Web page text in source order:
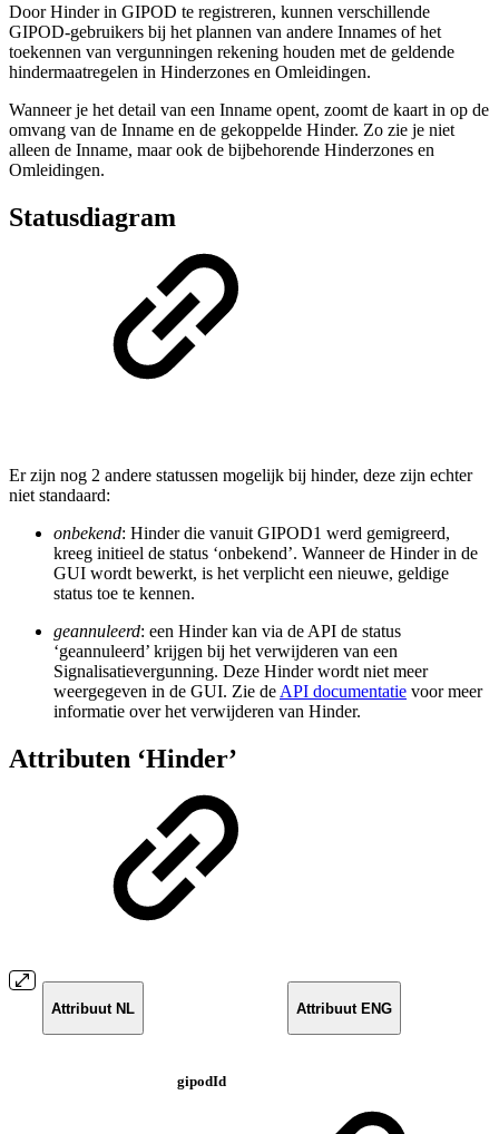
Door Hinder in GIPOD te registreren, kunnen verschillende
GIPOD-gebruikers bij het plannen van andere Innames of het
toekennen van vergunningen rekening houden met de geldende
hindermaatregelen in Hinderzones en Omleidingen.
Wanneer je het detail van een Inname opent, zoomt de kaart in op de
omvang van de Inname en de gekoppelde Hinder. Zo zie je niet
alleen de Inname, maar ook de bijbehorende Hinderzones en
Omleidingen.
Statusdiagram
Er zijn nog 2 andere statussen mogelijk bij hinder, deze zijn echter
niet standaard:
onbekend: Hinder die vanuit GIPOD1 werd gemigreerd,
kreeg initieel de status ‘onbekend’. Wanneer de Hinder in de
GUI wordt bewerkt, is het verplicht een nieuwe, geldige
status toe te kennen.
geannuleerd: een Hinder kan via de API de status
‘geannuleerd’ krijgen bij het verwijderen van een
Signalisatievergunning. Deze Hinder wordt niet meer
weergegeven in de GUI. Zie deAPI documentatie voor meer
informatie over het verwijderen van Hinder.
Attributen ‘Hinder’
Attribuut NL Attribuut ENG
gipodId